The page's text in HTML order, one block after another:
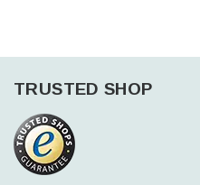
TRUSTED SHOP